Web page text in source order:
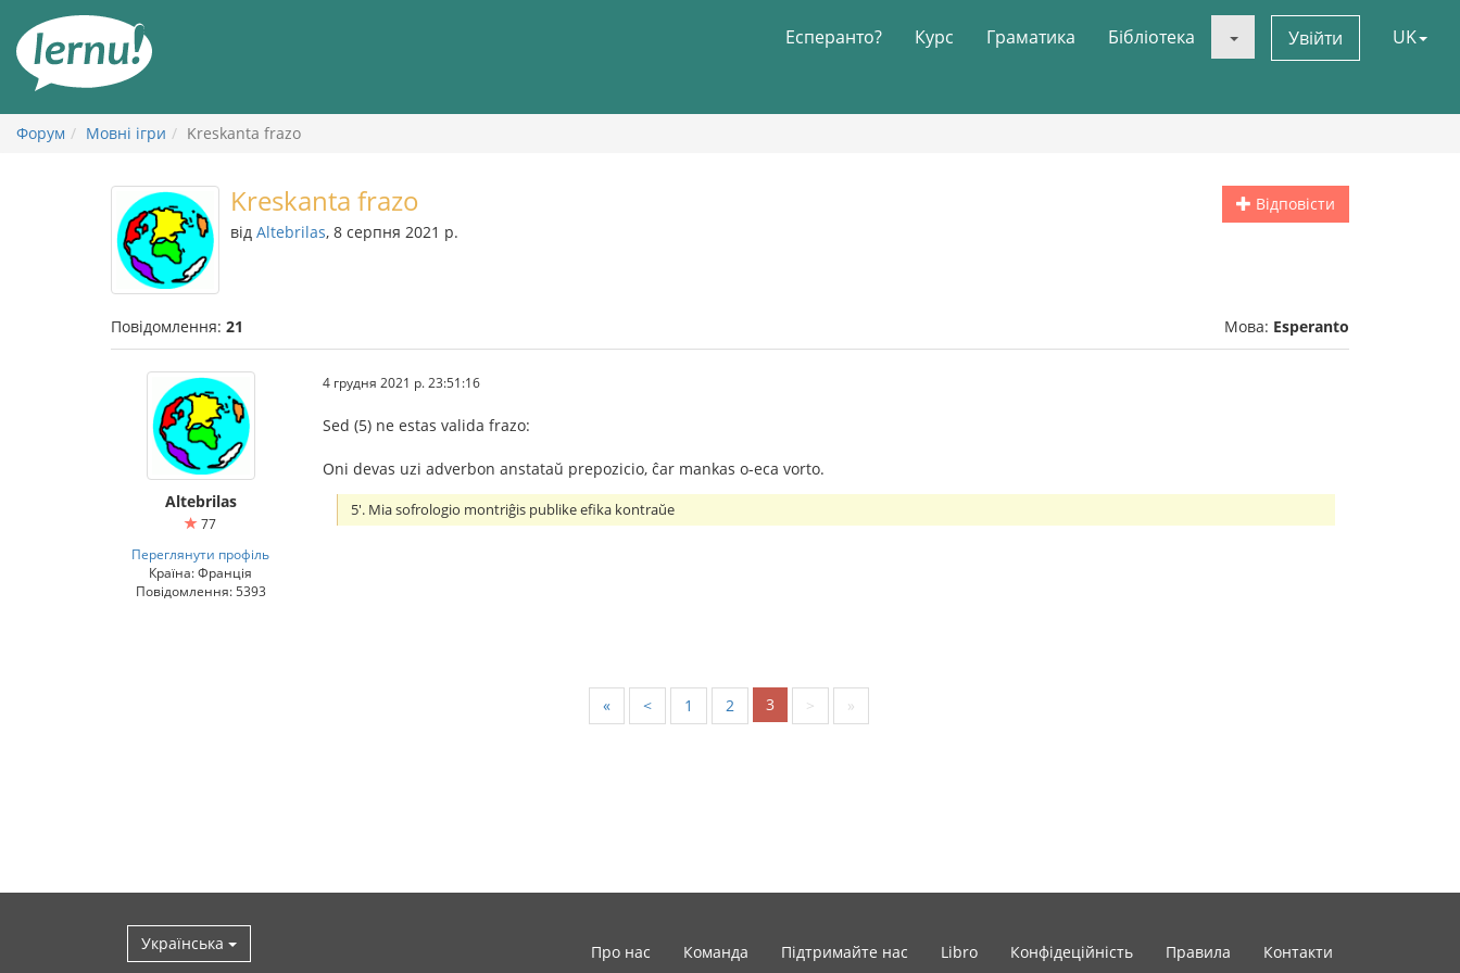
змісту
Есперанто? Курс Граматика Бібліотека Увійти UK
Форум Мовні ігри Kreskanta frazo
Відповісти
Kreskanta frazo
від Altebrilas, 8 серпня 2021 р.
Повідомлення: 21 Мова: Esperanto
Altebrilas
77
Переглянути профіль
Країна: Франція
Повідомлення: 5393
4 грудня 2021 р. 23:51:16
Sed (5) ne estas valida frazo:
Oni devas uzi adverbon anstataŭ prepozicio, ĉar mankas o-eca vorto.
5'. Mia sofrologio montriĝis publike efika kontraŭe
« < 1 2 3 > »
Українська Про нас Команда Підтримайте нас Libro Конфідеційність Правила Контакти